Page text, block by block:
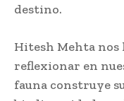
destino.
Hitesh Mehta nos
reflexionar en
fauna construye